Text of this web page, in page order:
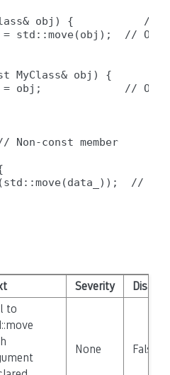
obj) {           //
std::move(obj);  // OK:
MyClass& obj) {
obj;             //
Non-const member
//
Severity
to
None False